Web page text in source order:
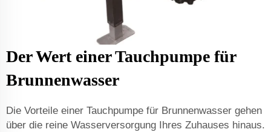
Der Wert einer Tauchpumpe für
Brunnenwasser
Die Vorteile einer Tauchpumpe für Brunnenwasser gehen
über die reine Wasserversorgung Ihres Zuhauses hinaus.